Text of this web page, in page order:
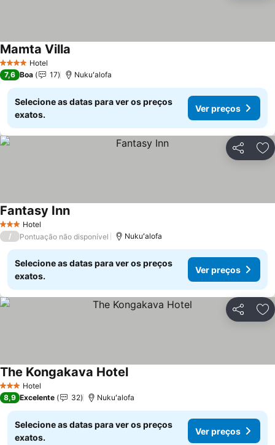
4 EstrelasHotel
Mamta Villa
7,6 Boa 17 Nukuʻalofa
Selecione as datas para ver os preços
exatos.
Ver preços
Partilhar
3 EstrelasHotel
Fantasy InnVer preços
/ Pontuação não disponível Nukuʻalofa
Selecione as datas para ver os preços
exatos.
Ver preços
Partilhar
3 EstrelasHotel
The Kongakava HotelVer preços
8,9 Excelente 32 Nukuʻalofa
Selecione as datas para ver os preços
exatos.
Ver preços